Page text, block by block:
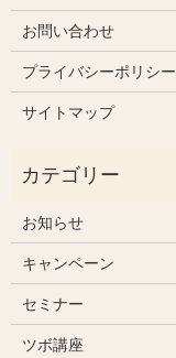
お問い合わせ
プライバシーポリシー
サイトマップ
お知らせ
キャンペーン
セミナー
ツボ講座